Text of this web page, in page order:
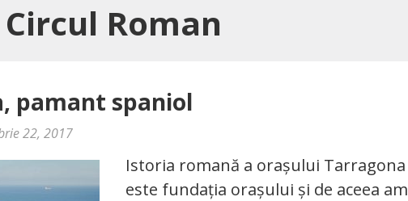
Roman
pamant spaniol
22, 2017
Istoria romană a orașului Tarragona
este fundația orașului și de aceea am